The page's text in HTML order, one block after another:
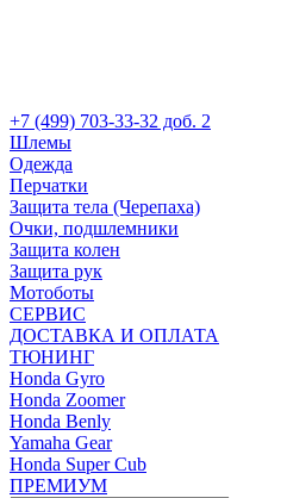
+7 (499) 703-33-32 доб. 2
Шлемы
Одежда
Перчатки
Защита тела (Черепаха)
Очки, подшлемники
Защита колен
Защита рук
Мотоботы
СЕРВИС
ДОСТАВКА И ОПЛАТА
ТЮНИНГ
Honda Gyro
Honda Zoomer
Honda Benly
Yamaha Gear
Honda Super Cub
ПРЕМИУМ